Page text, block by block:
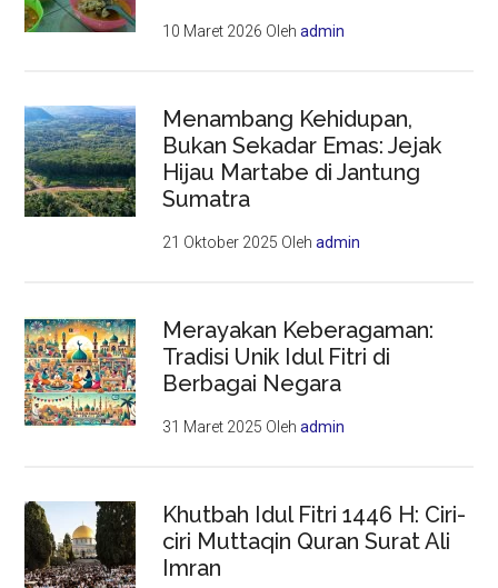
10 Maret 2026 Olehadmin
Menambang Kehidupan,
Bukan Sekadar Emas: Jejak
Hijau Martabe di Jantung
Sumatra
21 Oktober 2025 Olehadmin
Merayakan Keberagaman:
Tradisi Unik Idul Fitri di
Berbagai Negara
31 Maret 2025 Olehadmin
Khutbah Idul Fitri 1446 H: Ciri-
ciri Muttaqin Quran Surat Ali
Imran